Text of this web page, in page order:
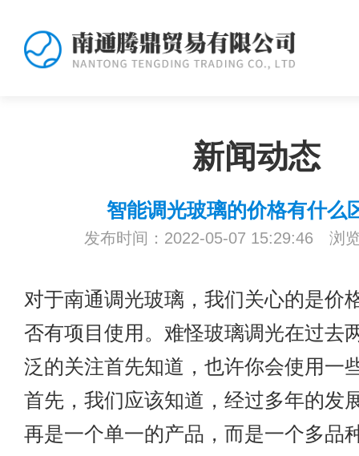
新闻动态
智能调光玻璃的价格有什么
发布时间：2022-05-07 15:29:46 浏
对于南通调光玻璃 ，我们关心的是价
否有项目使用。难怪玻璃调光在过去
泛的关注首先知道，也许你会使用一
首先，我们应该知道，经过多年的发
再是一个单一的产品，而是一个多品